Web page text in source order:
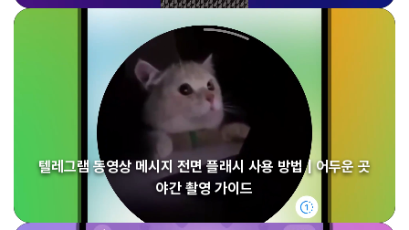
텔레그램 동영상 메시지 전면 플래시 사용 방법 | 어두운 곳
야간 촬영 가이드